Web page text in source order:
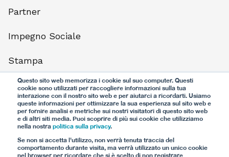
Questo sito web memorizza i cookie sul suo computer. Questi
cookie sono utilizzati per raccogliere informazioni sulla tua
interazione con il nostro sito web e per aiutarci a ricordarti. Usiamo
queste informazioni per ottimizzare la sua esperienza sul sito web e
per fornire analisi e metriche sui nostri visitatori di questo sito web
e di altri siti media. Puoi scoprire di più sui cookie che utilizziamo
nella nostra politica sulla privacy.
Se non si accetta l'utilizzo, non verrà tenuta traccia del
comportamento durante visita, ma verrà utilizzato un unico cookie
nel browser per ricordare che si è scelto di non registrare
Partner
Impegno Sociale
Stampa
Protezione dei dati
Termini di utilizzo